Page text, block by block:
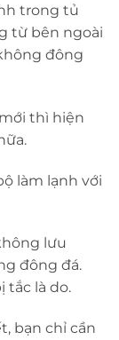
trong tủ
từ bên ngoài
đông
thì hiện
làm lạnh với
lưu
đông đá.
tắc là do.
bạn chỉ cần